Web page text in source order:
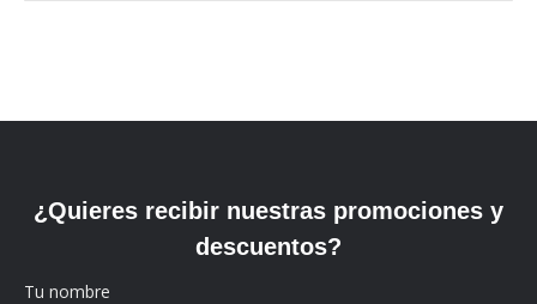
¿Quieres recibir nuestras promociones y
descuentos?
Tu nombre